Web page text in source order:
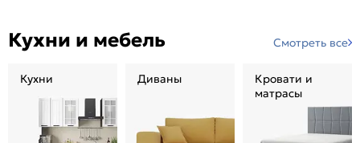
Кухни и мебель Смотреть все
Кухни Диваны
Кровати и
матрасы